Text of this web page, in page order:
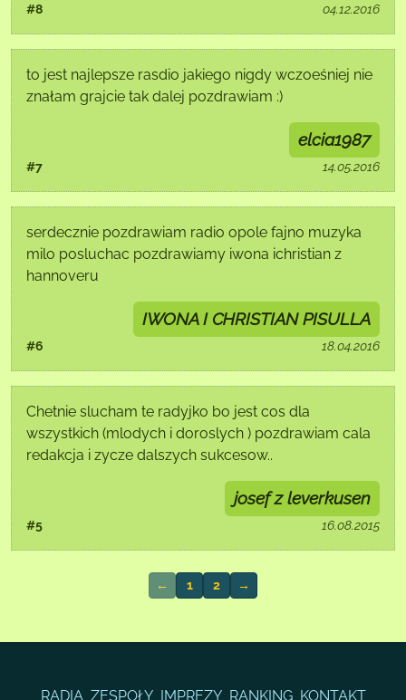
#8 04.12.2016
to jest najlepsze rasdio jakiego nigdy wczoeśniej nie
znałam grajcie tak dalej pozdrawiam :)
#7
elcia1987
14.05.2016
serdecznie pozdrawiam radio opole fajno muzyka
milo posluchac pozdrawiamy iwona ichristian z
hannoveru
#6
IWONA I CHRISTIAN PISULLA
18.04.2016
Chetnie slucham te radyjko bo jest cos dla
wszystkich (mlodych i doroslych ) pozdrawiam cala
redakcja i zycze dalszych sukcesow..
#5
josef z leverkusen
16.08.2015
← 1 2 →
RADIA ZESPOŁY IMPREZY RANKING KONTAKT